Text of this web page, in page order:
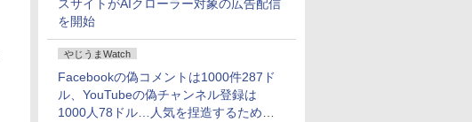
スサイトがAIクローラー対象の広告配信
を開始
やじうまWatch
Facebookの偽コメントは1000件287ド
ル、YouTubeの偽チャンネル登録は
1000人78ドル…人気を捏造するための